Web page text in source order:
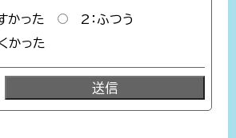
かった
2：ふつう
かった